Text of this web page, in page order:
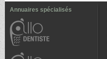
Annuaires spécialisés